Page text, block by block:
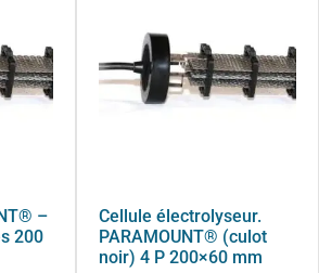
–
200
Cellule électrolyseur.
PARAMOUNT® (culot
noir) 4 P 200×60 mm